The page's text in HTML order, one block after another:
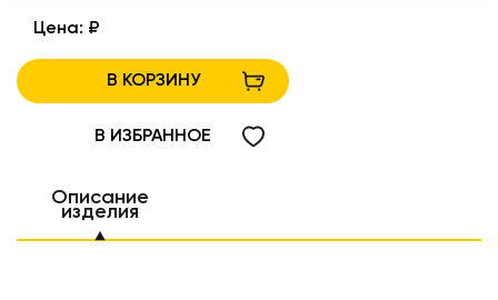
Цена: ₽
В КОРЗИНУ
В ИЗБРАННОЕ
Описание
изделия